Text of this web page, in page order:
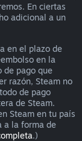
En ciertas
adicional a un
en el plazo de
en la
de pago que
razón, Steam no
de pago
de Steam.
Steam en tu país
a la forma de
.)